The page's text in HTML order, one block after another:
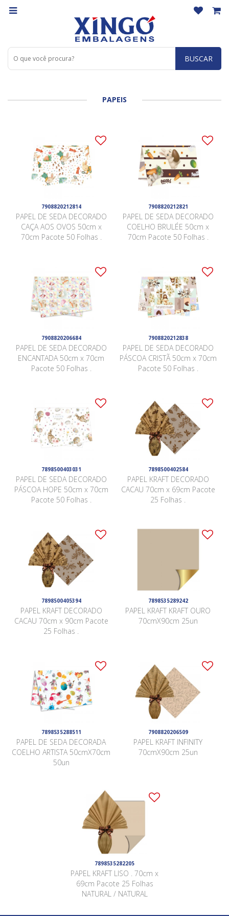
BUSCAR
PAPEIS
7908820212814
PAPEL DE SEDA DECORADO
CAÇA AOS OVOS 50cm x
70cm Pacote 50 Folhas .
7908820212821
PAPEL DE SEDA DECORADO
COELHO BRULÉE 50cm x
70cm Pacote 50 Folhas .
7908820206684
PAPEL DE SEDA DECORADO
ENCANTADA 50cm x 70cm
Pacote 50 Folhas .
7908820212838
PAPEL DE SEDA DECORADO
PÁSCOA CRISTÃ 50cm x 70cm
Pacote 50 Folhas .
7898500403031
PAPEL DE SEDA DECORADO
PÁSCOA HOPE 50cm x 70cm
Pacote 50 Folhas .
7898500402584
PAPEL KRAFT DECORADO
CACAU 70cm x 69cm Pacote
25 Folhas .
7898500405394
PAPEL KRAFT DECORADO
CACAU 70cm x 90cm Pacote
25 Folhas .
7898535289242
PAPEL KRAFT KRAFT OURO
70cmX90cm 25un
7898535288511
PAPEL DE SEDA DECORADA
COELHO ARTISTA 50cmX70cm
50un
7908820206509
PAPEL KRAFT INFINITY
70cmX90cm 25un
7898535282205
PAPEL KRAFT LISO . 70cm x
69cm Pacote 25 Folhas
NATURAL / NATURAL